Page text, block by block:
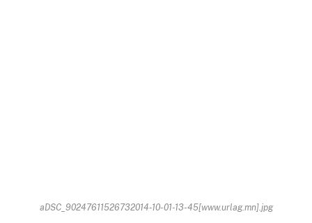
aDSC_90247611526732014-10-01-13-45[www.urlag.mn].jpg